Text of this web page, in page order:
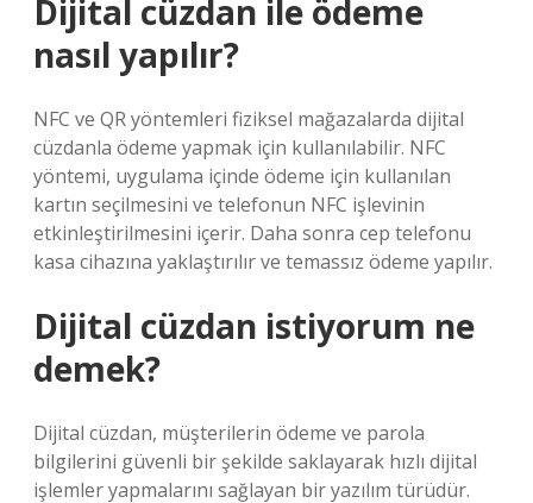
Dijital cüzdan ile ödeme
nasıl yapılır?
NFC ve QR yöntemleri fiziksel mağazalarda dijital
cüzdanla ödeme yapmak için kullanılabilir. NFC
yöntemi, uygulama içinde ödeme için kullanılan
kartın seçilmesini ve telefonun NFC işlevinin
etkinleştirilmesini içerir. Daha sonra cep telefonu
kasa cihazına yaklaştırılır ve temassız ödeme yapılır.
Dijital cüzdan istiyorum ne
demek?
Dijital cüzdan, müşterilerin ödeme ve parola
bilgilerini güvenli bir şekilde saklayarak hızlı dijital
işlemler yapmalarını sağlayan bir yazılım türüdür.